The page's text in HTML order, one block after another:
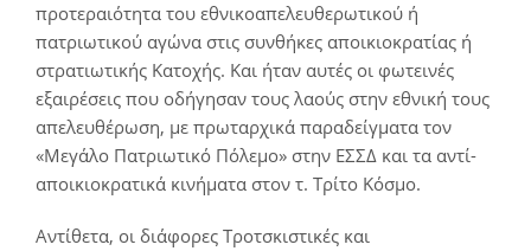
προτεραιότητα του εθνικοαπελευθερωτικού ή
πατριωτικού αγώνα στις συνθήκες αποικιοκρατίας ή
στρατιωτικής Κατοχής. Και ήταν αυτές οι φωτεινές
εξαιρέσεις που οδήγησαν τους λαούς στην εθνική τους
απελευθέρωση, με πρωταρχικά παραδείγματα τον
«Μεγάλο Πατριωτικό Πόλεμο» στην ΕΣΣΔ και τα αντί-
αποικιοκρατικά κινήματα στον τ. Τρίτο Κόσμο.
Αντίθετα, οι διάφορες Τροτσκιστικές και